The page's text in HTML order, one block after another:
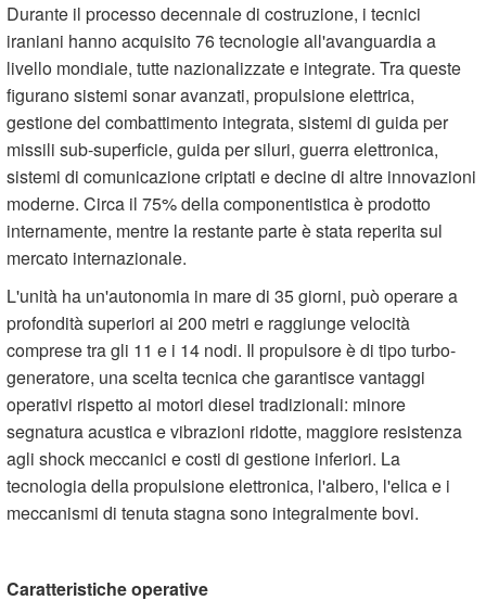
Durante il processo decennale di costruzione, i tecnici
iraniani hanno acquisito 76 tecnologie all'avanguardia a
livello mondiale, tutte nazionalizzate e integrate. Tra queste
figurano sistemi sonar avanzati, propulsione elettrica,
gestione del combattimento integrata, sistemi di guida per
missili sub-superficie, guida per siluri, guerra elettronica,
sistemi di comunicazione criptati e decine di altre innovazioni
moderne. Circa il 75% della componentistica è prodotto
internamente, mentre la restante parte è stata reperita sul
mercato internazionale.
L'unità ha un'autonomia in mare di 35 giorni, può operare a
profondità superiori ai 200 metri e raggiunge velocità
comprese tra gli 11 e i 14 nodi. Il propulsore è di tipo turbo-
generatore, una scelta tecnica che garantisce vantaggi
operativi rispetto ai motori diesel tradizionali: minore
segnatura acustica e vibrazioni ridotte, maggiore resistenza
agli shock meccanici e costi di gestione inferiori. La
tecnologia della propulsione elettronica, l'albero, l'elica e i
meccanismi di tenuta stagna sono integralmente bovi.
Caratteristiche operative